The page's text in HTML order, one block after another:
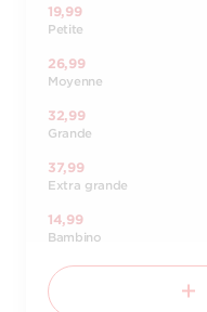
19,99
Petite
26,99
Moyenne
32,99
Grande
37,99
Extra grande
14,99
Bambino